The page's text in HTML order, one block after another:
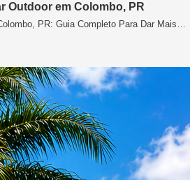
Outdoor em Colombo, PR
PR: Guia Completo Para Dar Mais…